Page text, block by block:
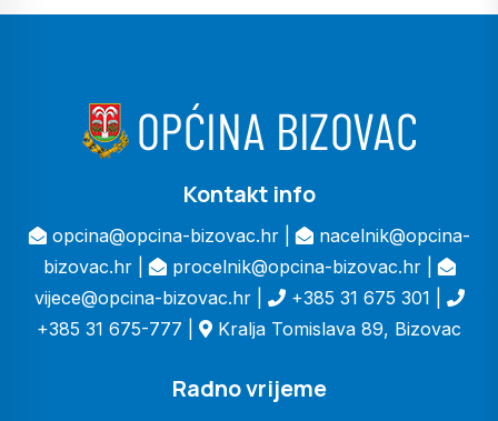
Kontakt info
opcina@opcina-bizovac.hr |
nacelnik@opcina-
bizovac.hr |
procelnik@opcina-bizovac.hr |
vijece@opcina-bizovac.hr |
+385 31 675 301 |
+385 31 675-777 |
Kralja Tomislava 89, Bizovac
Radno vrijeme